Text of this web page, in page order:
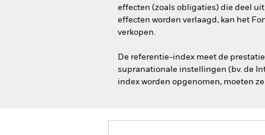
effecten (zoals obligaties) die deel
effecten worden verlaagd, kan het
verkopen.
De referentie-index meet de
supranationale instellingen (bv. de
index worden opgenomen, moeten